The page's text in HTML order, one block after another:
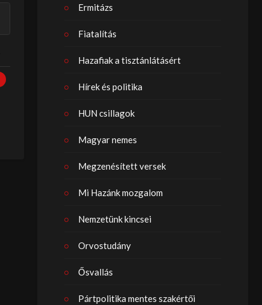
Ermitázs
Fiatalítás
Hazafiak a tisztánlátásért
Hírek és politika
HUN csillagok
Magyar nemes
Megzenésített versek
Mi Hazánk mozgalom
Nemzetünk kincsei
Orvostudány
Ősvallás
Pártpolitika mentes szakértői